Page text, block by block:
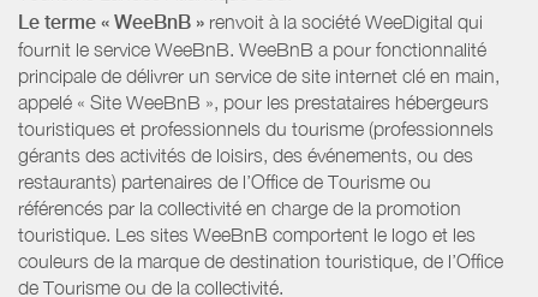
Le terme « WeeBnB » renvoit à la société WeeDigital qui
fournit le service WeeBnB. WeeBnB a pour fonctionnalité
principale de délivrer un service de site internet clé en main,
appelé « Site WeeBnB », pour les prestataires hébergeurs
touristiques et professionnels du tourisme (professionnels
gérants des activités de loisirs, des événements, ou des
restaurants) partenaires de l’Office de Tourisme ou
référencés par la collectivité en charge de la promotion
touristique. Les sites WeeBnB comportent le logo et les
couleurs de la marque de destination touristique, de l’Office
de Tourisme ou de la collectivité.